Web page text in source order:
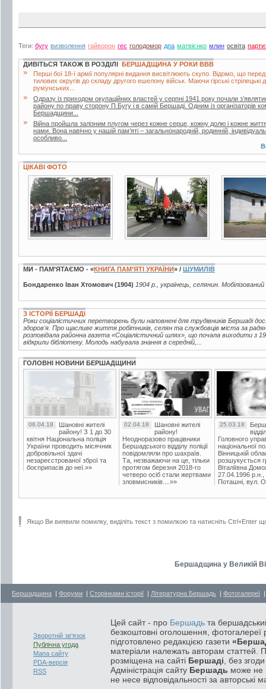
Теги: бугу визволення гайворон гес голодомор дпа матвієнко млин освіта
ДИВІТЬСЯ ТАКОЖ В РОЗДІЛІ БЕРШАДЩИНА У РОКИ ВВВ
»
Перші бої 18-ї армії популярні видання висвітлюють скупо. Відомо, що
тилових округів до складу другого ешелону військ. Маючи гірські стрілецькі
румунських...
»
Одразу із приходом окупаційних властей у серпні 1941 року почали
району по праву сторону П.Бугу і в самій Бершаді. Одним із організаторів
Бершадщини...
»
Війна пройшла залізним плугом через кожне серце, кожну долю і кожне
нами. Вона навічно у нашій пам’яті – загальнонародній, родинній,
особливо...
ЦІКАВІ ФОТО
4 фото 84 фото
МИ - ПАМ’ЯТАЄМО - «КНИГА ПАМ’ЯТІ УКРАЇНИ» / ШУМИЛІВ
Бондаренко Іван Хтомович (1904) 1904 р., українець, селянин.
З ІСТОРІЇ БЕРШАДІ
Роки соціалістичних перетворень були наповнені для трудівників Бершаді
здоров'я. Про щасливе життя робітників, селян та службовців міста за
розповідала районна газета «Соціалістичний шлях», що почала виходити з
відкрили бібліотеку. Молодь набувала знання в середній,...
ГОЛОВНІ НОВИНИ БЕРШАДЩИНИ
06.04.18
Шановні жителі
району! З 1 до 30
квітня Національна поліція
України проводить місячник
добровільної здачі
незареєстрованої зброї та
боєприпасів до неї.»»
02.04.18
Шановні жителі
району!
Неодноразово працівники
Бершадського відділу поліції
повідомляли про шахраїв.
Та, незважаючи на це, тільки
протягом березня 2018-го
четверо осіб стали жертвами
зловмисників....»»
25.03.18
Головного
національної
Вінницькій
розшукується
Віталіївна
27.04.1996 р.н.,
Поташні, вул.
Якщо Ви виявили помилку, виділіть текст з помилкою та натисніть Ctrl+Enter
Бершадщина у Великій
Бершадщина | Форуми | Сторінками історії | Літературна Бершадь | Фотогалереї
Зворотній зв'язок
Публічна угода
Мапа сайту
PDA-версія
RSS
Цей сайт - про Бершадь та
безкоштовні оголошення, фотогалереї
підготовлено редакцією газети
матеріали належать авторам статтей.
розміщена на сайті Бершаді , без
Адміністрація сайту Бершадь може не
не несе відповідальності за авторські